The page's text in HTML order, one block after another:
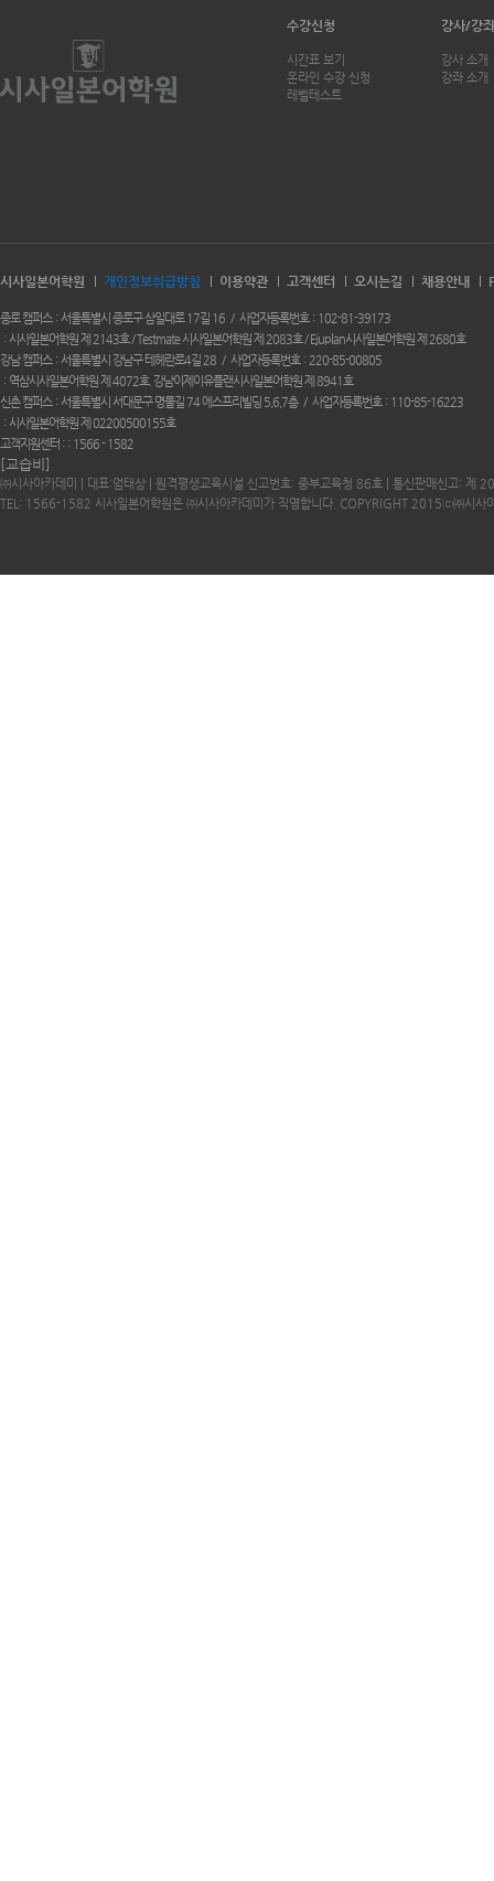
수강신청
시간표 보기
온라인 수강 신청
레벨테스트
강사/강좌
강사 소개
강좌 소개
시사일본어학원 개인정보취급방침 이용약관 고객센터 오시는길 채용안내
종로 캠퍼스 서울특별시 종로구 삼일대로 17길 16 사업자등록번호
102-81-39173
시사일본어학원 제 2143호 / Testmate 시사일본어학원 제 2083호 / Ejuplan시사일본어학원 제 2680호
강남 캠퍼스
서울특별시 강남구 테헤란로4길 28 사업자등록번호
220-85-00805
역삼시사일본어학원 제 4072호. 강남이제이유플랜시사일본어학원 제 8941호
신촌 캠퍼스
서울특별시 서대문구 명물길 74 에스프리빌딩 5,6,7층 사업자등록번호
110-85-16223
시사일본어학원 제 02200500155호
고객지원센터 :
1566 - 1582
[교습비]
㈜시사아카데미 | 대표:엄태상 | 원격평생교육시설 신고번호: 중부교육청 86호 | 통신판매신고: 제
TEL: 1566-1582 시사일본어학원은 ㈜시사아카데미가 직영합니다. COPYRIGHT 2015ⓒ㈜시사